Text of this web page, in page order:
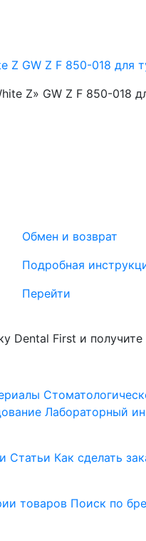
Z GW Z F 850-018 для
Z» GW Z F 850-018
Обмен и возврат
Подробная
Перейти
Dental First и
Лабораторный
Статьи Как сделать
товаров Поиск по